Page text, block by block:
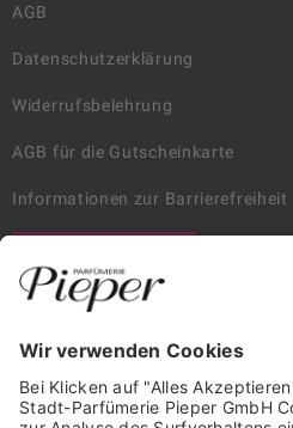
AGB
Datenschutzerklärung
Widerrufsbelehrung
AGB für die Gutscheinkarte
Informationen zur Barrierefreiheit